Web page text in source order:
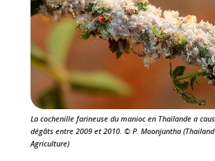
La cochenille farineuse du manioc en Thaïlande a
dégâts entre 2009 et 2010. © P. Moonjuntha
Agriculture)